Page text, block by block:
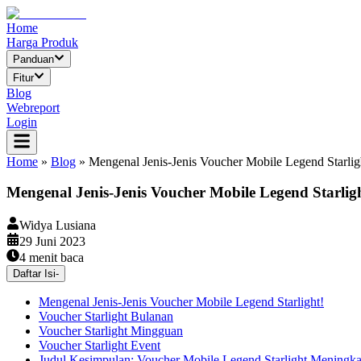
Home
Harga Produk
Panduan
Fitur
Blog
Webreport
Login
Home » Blog » Mengenal Jenis-Jenis Voucher Mobile Legend
Mengenal Jenis-Jenis Voucher Mobile Legend
Widya Lusiana
29 Juni 2023
4 menit baca
Daftar Isi-
Mengenal Jenis-Jenis Voucher Mobile Legend Starlight!
Voucher Starlight Bulanan
Voucher Starlight Mingguan
Voucher Starlight Event